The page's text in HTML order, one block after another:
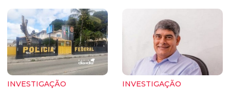
INVESTIGAÇÃO INVESTIGAÇÃO